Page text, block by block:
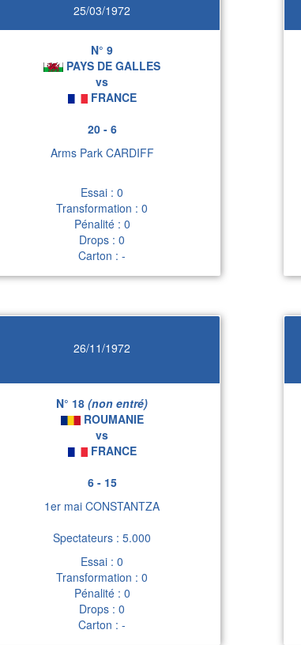
25/03/1972
N° 9
PAYS DE GALLES
vs
FRANCE
20 - 6
Arms Park CARDIFF
Essai : 0
Transformation : 0
Pénalité : 0
Drops : 0
Carton : -
26/11/1972
N° 18 (non entré)
ROUMANIE
vs
FRANCE
6 - 15
1er mai CONSTANTZA
Spectateurs : 5.000
Essai : 0
Transformation : 0
Pénalité : 0
Drops : 0
Carton : -